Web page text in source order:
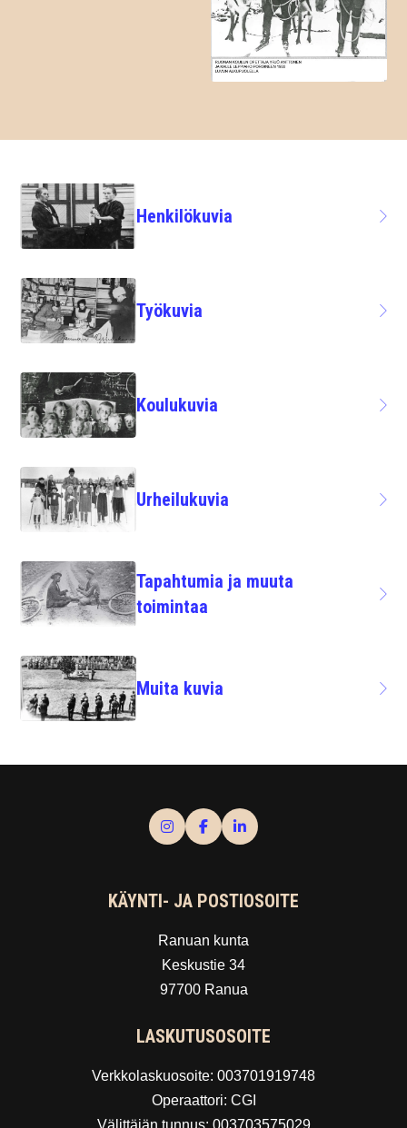
Henkilökuvia
Työkuvia
Koulukuvia
Urheilukuvia
Tapahtumia ja muuta
toimintaa
Muita kuvia
KÄYNTI- JA POSTIOSOITE
Ranuan kunta
Keskustie 34
97700 Ranua
LASKUTUSOSOITE
Verkkolaskuosoite: 003701919748
Operaattori: CGI
Välittäjän tunnus: 003703575029